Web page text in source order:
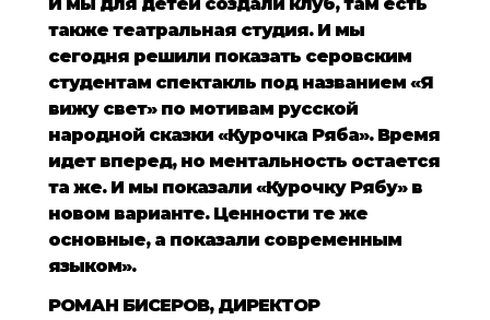
также театральная студия. И мы
сегодня решили показать серовским
студентам спектакль под названием «Я
вижу свет» по мотивам русской
народной сказки «Курочка Ряба». Время
идет вперед, но ментальность остается
та же. И мы показали «Курочку Рябу» в
новом варианте. Ценности те же
основные, а показали современным
языком».
РОМАН БИСЕРОВ, ДИРЕКТОР